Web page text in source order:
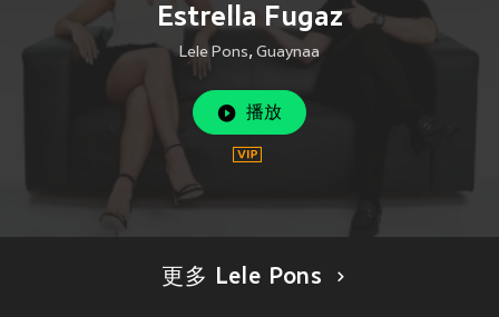
Estrella Fugaz
Lele Pons, Guaynaa
播放
更多 Lele Pons